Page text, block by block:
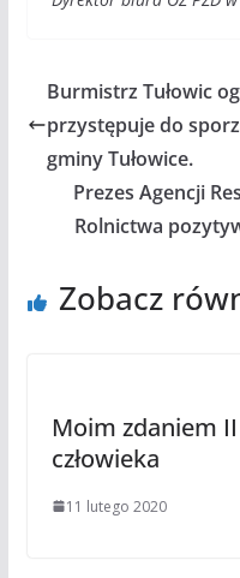
Burmistrz Tułowic
przystępuje do
gminy Tułowice.
Prezes Agencji
Rolnictwa
Zobacz
Moim zdaniem
człowieka
11 lutego 2020